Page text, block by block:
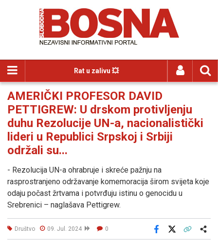
Rat u zalivu 💥
AMERIČKI PROFESOR DAVID
PETTIGREW: U drskom protivljenju
duhu Rezolucije UN-a, nacionalistički
lideri u Republici Srpskoj i Srbiji
održali su...
- Rezolucija UN-a ohrabruje i skreće pažnju na
rasprostranjeno održavanje komemoracija širom svijeta koje
odaju počast žrtvama i potvrđuju istinu o genocidu u
Srebrenici – naglašava Pettigrew.
Društvo 09. Jul. 2024 0
Facebook